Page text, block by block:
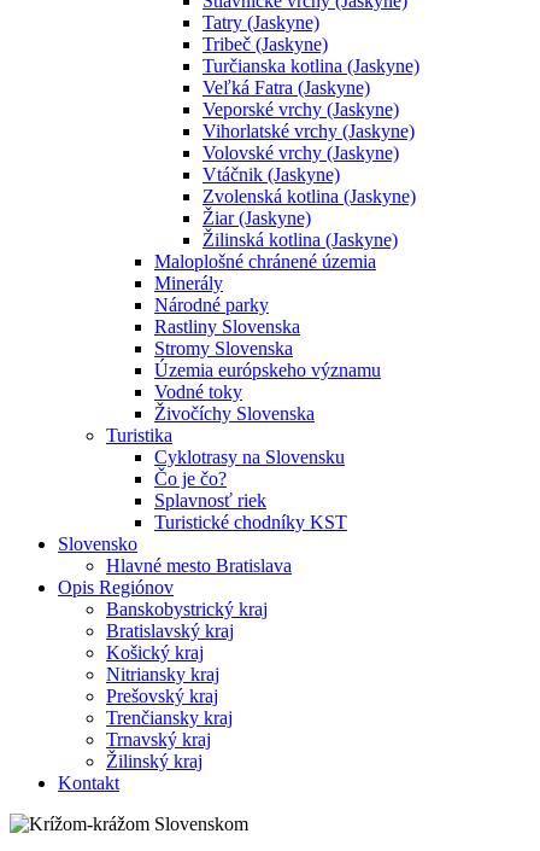
Tatry (Jaskyne)
Tribeč (Jaskyne)
Turčianska kotlina (Jaskyne)
Veľká Fatra (Jaskyne)
Veporské vrchy (Jaskyne)
Vihorlatské vrchy (Jaskyne)
Volovské vrchy (Jaskyne)
Vtáčnik (Jaskyne)
Zvolenská kotlina (Jaskyne)
Žiar (Jaskyne)
Žilinská kotlina (Jaskyne)
Maloplošné chránené územia
Minerály
Národné parky
Rastliny Slovenska
Stromy Slovenska
Územia európskeho významu
Vodné toky
Živočíchy Slovenska
Turistika
Cyklotrasy na Slovensku
Čo je čo?
Splavnosť riek
Turistické chodníky KST
Slovensko
Hlavné mesto Bratislava
Opis Regiónov
Banskobystrický kraj
Bratislavský kraj
Košický kraj
Nitriansky kraj
Prešovský kraj
Trenčiansky kraj
Trnavský kraj
Žilinský kraj
Kontakt